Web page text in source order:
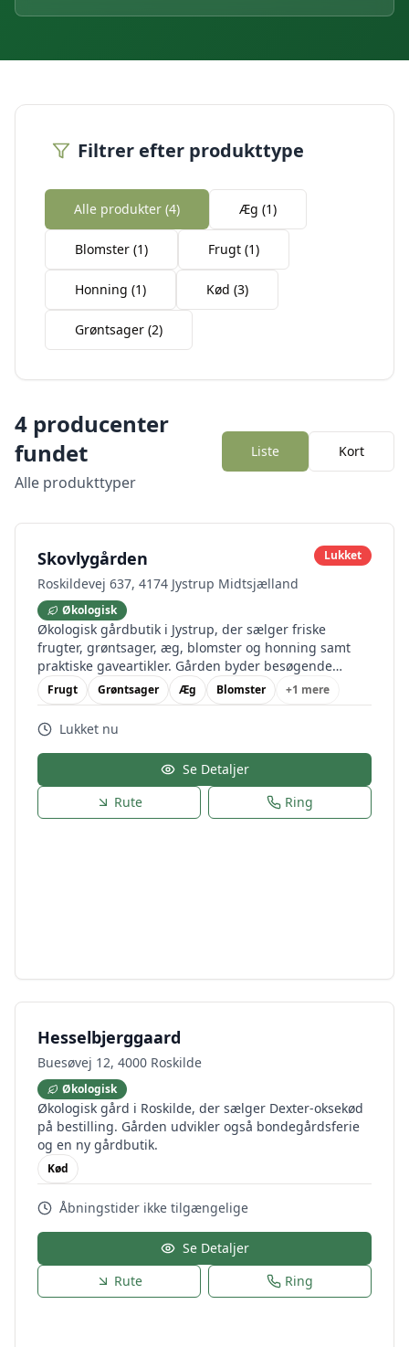
Filtrer efter produkttype
Alle produkter (4) Æg (1)
Blomster (1) Frugt (1)
Honning (1) Kød (3)
Grøntsager (2)
4 producenter
fundet
Alle produkttyper
Liste Kort
Skovlygården
Roskildevej 637, 4174 Jystrup Midtsjælland
Lukket
Økologisk
Økologisk gårdbutik i Jystrup, der sælger friske
frugter, grøntsager, æg, blomster og honning samt
praktiske gaveartikler. Gården byder besøgende
velkommen til at opleve landlivet.
Frugt Grøntsager Æg Blomster +1 mere
Lukket nu
Se Detaljer
Rute
Ring
Hesselbjerggaard
Buesøvej 12, 4000 Roskilde
Økologisk
Økologisk gård i Roskilde, der sælger Dexter-oksekød
på bestilling. Gården udvikler også bondegårdsferie
og en ny gårdbutik.
Kød
Åbningstider ikke tilgængelige
Se Detaljer
Rute
Ring